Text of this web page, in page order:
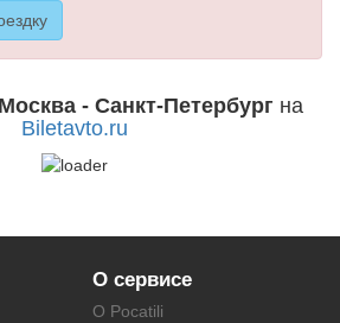
Москва - Санкт-Петербург на
Biletavto.ru
О сервисе
О Pocatili